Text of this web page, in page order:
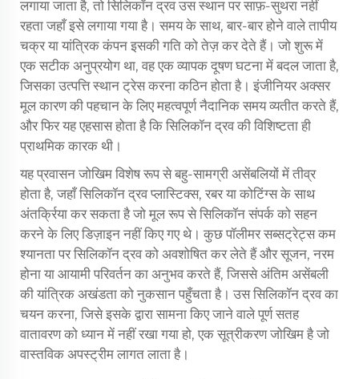
लगाया जाता है, तो सिलिकॉन द्रव उस स्थान पर साफ़-सुथरा नहीं
रहता जहाँ इसे लगाया गया है। समय के साथ, बार-बार होने वाले तापीय
चक्र या यांत्रिक कंपन इसकी गति को तेज़ कर देते हैं। जो शुरू में
एक सटीक अनुप्रयोग था, वह एक व्यापक दूषण घटना में बदल जाता है,
जिसका उत्पत्ति स्थान ट्रेस करना कठिन होता है। इंजीनियर अक्सर
मूल कारण की पहचान के लिए महत्वपूर्ण नैदानिक समय व्यतीत करते हैं,
और फिर यह एहसास होता है कि सिलिकॉन द्रव की विशिष्टता ही
प्राथमिक कारक थी।
यह प्रवासन जोखिम विशेष रूप से बहु-सामग्री असेंबलियों में तीव्र
होता है, जहाँ सिलिकॉन द्रव प्लास्टिक्स, रबर या कोटिंग्स के साथ
अंतर्क्रिया कर सकता है जो मूल रूप से सिलिकॉन संपर्क को सहन
करने के लिए डिज़ाइन नहीं किए गए थे। कुछ पॉलीमर सब्सट्रेट्स कम
श्यानता पर सिलिकॉन द्रव को अवशोषित कर लेते हैं और सूजन, नरम
होना या आयामी परिवर्तन का अनुभव करते हैं, जिससे अंतिम असेंबली
की यांत्रिक अखंडता को नुकसान पहुँचता है। उस सिलिकॉन द्रव का
चयन करना, जिसे इसके द्वारा सामना किए जाने वाले पूर्ण सतह
वातावरण को ध्यान में नहीं रखा गया हो, एक सूत्रीकरण जोखिम है जो
वास्तविक अपस्ट्रीम लागत लाता है।